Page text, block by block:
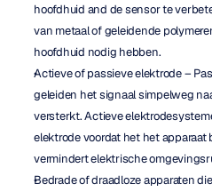
hoofdhuid and de sensor te
van metaal of geleidende
hoofdhuid nodig hebben.
Actieve of passieve elektrode –
geleiden het signaal simpelweg
versterkt. Actieve
elektrode voordat het het apparaat
vermindert elektrische
Bedrade of draadloze apparaten